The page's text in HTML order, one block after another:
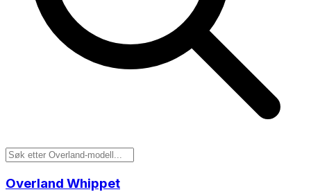
Overland Whippet